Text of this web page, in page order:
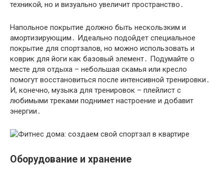
техникой, но и визуально увеличит пространство․
Напольное покрытие должно быть нескользким и
амортизирующим․ Идеально подойдет специальное
покрытие для спортзалов, но можно использовать и
коврик для йоги как базовый элемент․ Подумайте о
месте для отдыха – небольшая скамья или кресло
помогут восстановиться после интенсивной тренировки․
И, конечно, музыка для тренировок – плейлист с
любимыми треками поднимет настроение и добавит
энергии․
Оборудование и хранение